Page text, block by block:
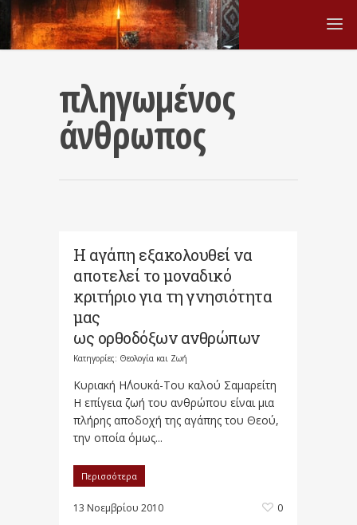
πληγωμένος
άνθρωπος
Η αγάπη εξακολουθεί να
αποτελεί το μοναδικό
κριτήριο για τη γνησιότητα
μας
ως ορθοδόξων ανθρώπων
Κατηγορίες: Θεολογία και Ζωή
Κυριακή Η΄Λουκά-Του καλού Σαμαρείτη
Η επίγεια ζωή του ανθρώπου είναι μια
πλήρης αποδοχή της αγάπης του Θεού,
την οποία όμως...
Περισσότερα
13 Νοεμβρίου 2010 0